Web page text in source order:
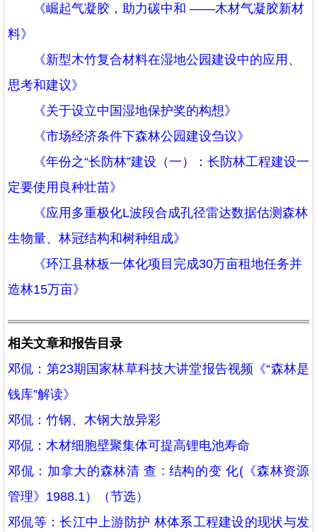
《崛起气凝胶，助力碳中和 ——木材气凝胶新材
料》
《新型木竹复合材料在湿地公园建设中的应用、
思考和建议》
《关于设立中国湿地保护奖的构想》
《市场经济条件下森林公园建设刍议》
《年份之“长防林”建设（一）：长防林工程建设一
定要使用良种壮苗》
《应用多重极化L波段合成孔径雷达数据估测森林
生物量、林冠结构和树种组成》
《环江县林板一体化项目完成30万亩租地任务并
造林15万亩》
相关文章和报告目录
邓侃：第23期国家林草科技大讲堂报告视频《“森林是
钱库”解读》
邓侃：竹钢、木钢大放异彩
邓侃：木材细胞壁聚集体可提高锂电池寿命
邓侃：加拿大的森林清 查 : 结构的变 化(《森林资源
管理》1988.1）（节选）
邓侃等：长江中上游防护 林体系工程建设的现状与发